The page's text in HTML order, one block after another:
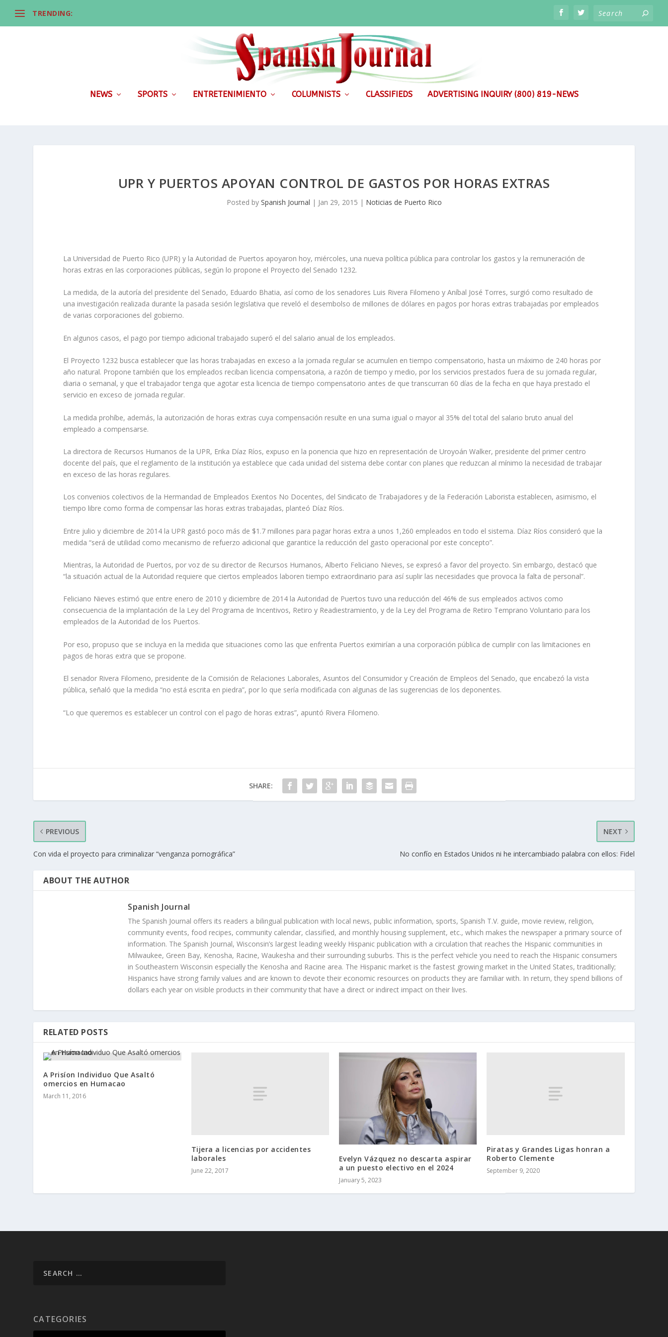
TRENDING:
NEWS SPORTS ENTRETENIMIENTO COLUMNISTS CLASSIFIEDS ADVERTISING INQUIRY (800) 819-NEWS
UPR Y PUERTOS APOYAN CONTROL DE GASTOS POR HORAS EXTRAS
Posted by Spanish Journal | Jan 29, 2015 | Noticias de Puerto Rico
La Universidad de Puerto Rico (UPR) y la Autoridad de Puertos apoyaron hoy, miércoles, una nueva política pública para controlar los gastos y la remuneración de
horas extras en las corporaciones públicas, según lo propone el Proyecto del Senado 1232.
La medida, de la autoría del presidente del Senado, Eduardo Bhatia, así como de los senadores Luis Rivera Filomeno y Aníbal José Torres, surgió como resultado de
una investigación realizada durante la pasada sesión legislativa que reveló el desembolso de millones de dólares en pagos por horas extras trabajadas por empleados
de varias corporaciones del gobierno.
En algunos casos, el pago por tiempo adicional trabajado superó el del salario anual de los empleados.
El Proyecto 1232 busca establecer que las horas trabajadas en exceso a la jornada regular se acumulen en tiempo compensatorio, hasta un máximo de 240 horas por
año natural. Propone también que los empleados reciban licencia compensatoria, a razón de tiempo y medio, por los servicios prestados fuera de su jornada regular,
diaria o semanal, y que el trabajador tenga que agotar esta licencia de tiempo compensatorio antes de que transcurran 60 días de la fecha en que haya prestado el
servicio en exceso de jornada regular.
La medida prohíbe, además, la autorización de horas extras cuya compensación resulte en una suma igual o mayor al 35% del total del salario bruto anual del
empleado a compensarse.
La directora de Recursos Humanos de la UPR, Erika Díaz Ríos, expuso en la ponencia que hizo en representación de Uroyoán Walker, presidente del primer centro
docente del país, que el reglamento de la institución ya establece que cada unidad del sistema debe contar con planes que reduzcan al mínimo la necesidad de trabajar
en exceso de las horas regulares.
Los convenios colectivos de la Hermandad de Empleados Exentos No Docentes, del Sindicato de Trabajadores y de la Federación Laborista establecen, asimismo, el
tiempo libre como forma de compensar las horas extras trabajadas, planteó Díaz Ríos.
Entre julio y diciembre de 2014 la UPR gastó poco más de $1.7 millones para pagar horas extra a unos 1,260 empleados en todo el sistema. Díaz Ríos consideró que la
medida “será de utilidad como mecanismo de refuerzo adicional que garantice la reducción del gasto operacional por este concepto”.
Mientras, la Autoridad de Puertos, por voz de su director de Recursos Humanos, Alberto Feliciano Nieves, se expresó a favor del proyecto. Sin embargo, destacó que
“la situación actual de la Autoridad requiere que ciertos empleados laboren tiempo extraordinario para así suplir las necesidades que provoca la falta de personal”.
Feliciano Nieves estimó que entre enero de 2010 y diciembre de 2014 la Autoridad de Puertos tuvo una reducción del 46% de sus empleados activos como
consecuencia de la implantación de la Ley del Programa de Incentivos, Retiro y Readiestramiento, y de la Ley del Programa de Retiro Temprano Voluntario para los
empleados de la Autoridad de los Puertos.
Por eso, propuso que se incluya en la medida que situaciones como las que enfrenta Puertos eximirían a una corporación pública de cumplir con las limitaciones en
pagos de horas extra que se propone.
El senador Rivera Filomeno, presidente de la Comisión de Relaciones Laborales, Asuntos del Consumidor y Creación de Empleos del Senado, que encabezó la vista
pública, señaló que la medida “no está escrita en piedra”, por lo que sería modificada con algunas de las sugerencias de los deponentes.
“Lo que queremos es establecer un control con el pago de horas extras”, apuntó Rivera Filomeno.
SHARE:
PREVIOUS
Con vida el proyecto para criminalizar “venganza pornográfica”
NEXT
No confío en Estados Unidos ni he intercambiado palabra con ellos: Fidel
ABOUT THE AUTHOR
Spanish Journal
The Spanish Journal offers its readers a bilingual publication with local news, public information, sports, Spanish T.V. guide, movie review, religion,
community events, food recipes, community calendar, classified, and monthly housing supplement, etc., which makes the newspaper a primary source of
information. The Spanish Journal, Wisconsin’s largest leading weekly Hispanic publication with a circulation that reaches the Hispanic communities in
Milwaukee, Green Bay, Kenosha, Racine, Waukesha and their surrounding suburbs. This is the perfect vehicle you need to reach the Hispanic consumers
in Southeastern Wisconsin especially the Kenosha and Racine area. The Hispanic market is the fastest growing market in the United States, traditionally;
Hispanics have strong family values and are known to devote their economic resources on products they are familiar with. In return, they spend billions of
dollars each year on visible products in their community that have a direct or indirect impact on their lives.
RELATED POSTS
A Prisíon Individuo Que Asaltó
omercios en Humacao
March 11, 2016
Tijera a licencias por accidentes
laborales
June 22, 2017
Evelyn Vázquez no descarta aspirar
a un puesto electivo en el 2024
January 5, 2023
Piratas y Grandes Ligas honran a
Roberto Clemente
September 9, 2020
CATEGORIES